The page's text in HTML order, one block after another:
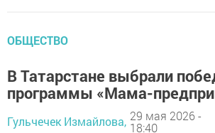
ОБЩЕСТВО
В Татарстане выбрали
программы «Мама-
Гульчечек Измайлова, 29 мая 2026 -
18:40